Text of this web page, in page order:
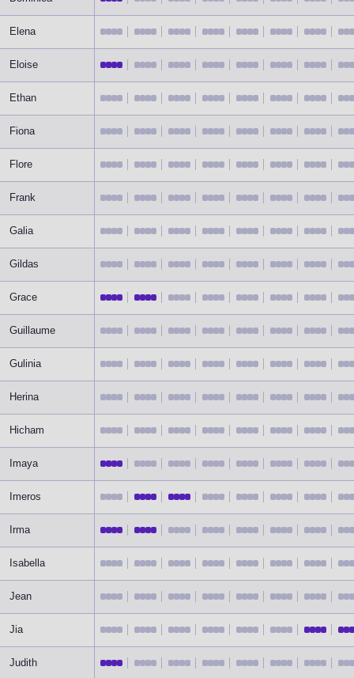
Elena
Eloise
Ethan
Fiona
Flore
Frank
Galia
Gildas
Grace
Guillaume
Gulinia
Herina
Hicham
Imaya
Imeros
Irma
Isabella
Jean
Jia
Judith